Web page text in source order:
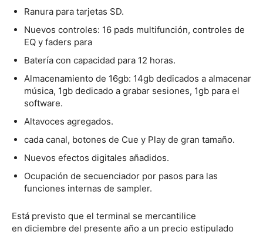
Ranura para tarjetas SD.
Nuevos controles: 16 pads multifunción, controles de
EQ y faders para
Batería con capacidad para 12 horas.
Almacenamiento de 16gb: 14gb dedicados a almacenar
música, 1gb dedicado a grabar sesiones, 1gb para el
software.
Altavoces agregados.
cada canal, botones de Cue y Play de gran tamaño.
Nuevos efectos digitales añadidos.
Ocupación de secuenciador por pasos para las
funciones internas de sampler.
Está previsto que el terminal se mercantilice
en diciembre del presente año a un precio estipulado